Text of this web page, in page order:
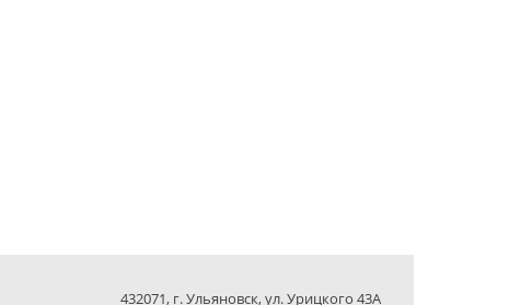
432071, г. Ульяновск, ул. Урицкого 43А